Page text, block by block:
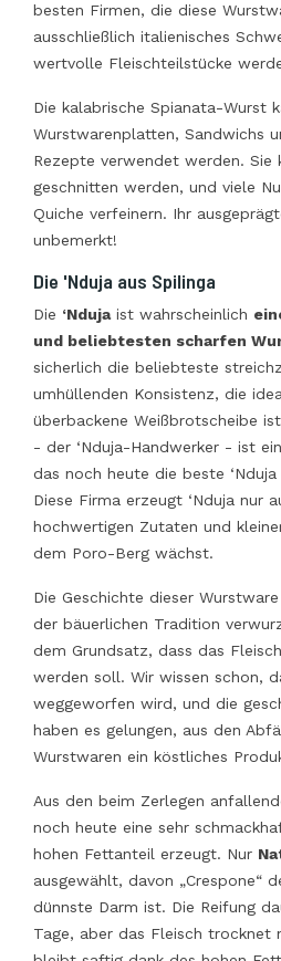
besten Firmen, die diese
ausschließlich italienisches
wertvolle Fleischteilstücke
Die kalabrische Spianata-Wurst
Wurstwarenplatten, Sandwichs
Rezepte verwendet werden. Sie
geschnitten werden, und viele
Quiche verfeinern. Ihr
unbemerkt!
Die 'Nduja aus Spilinga
Die ‘Ndujaist wahrscheinlich
und beliebtesten scharfen
sicherlich die beliebteste
umhüllenden Konsistenz, die
überbackene Weißbrotscheibe
- der ‘Nduja-Handwerker - ist
das noch heute die beste ‘Nduja
Diese Firma erzeugt ‘Nduja nur
hochwertigen Zutaten und
dem Poro-Berg wächst.
Die Geschichte dieser
der bäuerlichen Tradition
dem Grundsatz, dass das
werden soll. Wir wissen schon,
weggeworfen wird, und die
haben es gelungen, aus den
Wurstwaren ein köstliches
Aus den beim Zerlegen
noch heute eine sehr
hohen Fettanteil erzeugt. Nur
ausgewählt, davon „Crespone“
dünnste Darm ist. Die Reifung
Tage, aber das Fleisch trocknet